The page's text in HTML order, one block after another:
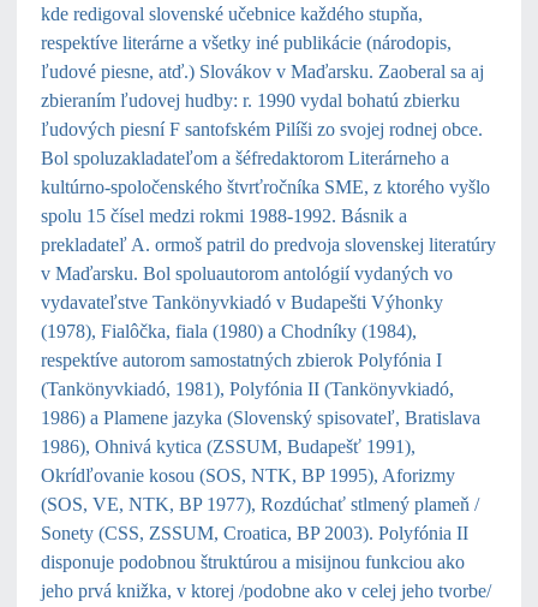
kde redigoval slovenské učebnice každého stupňa,
respektíve literárne a všetky iné publikácie (národopis,
ľudové piesne, atď.) Slovákov v Maďarsku. Zaoberal sa aj
zbieraním ľudovej hudby: r. 1990 vydal bohatú zbierku
ľudových piesní F santofském Pilíši zo svojej rodnej obce.
Bol spoluzakladateľom a šéfredaktorom Literárneho a
kultúrno-spoločenského štvrťročníka SME, z ktorého vyšlo
spolu 15 čísel medzi rokmi 1988-1992. Básnik a
prekladateľ A. ormoš patril do predvoja slovenskej literatúry
v Maďarsku. Bol spoluautorom antológií vydaných vo
vydavateľstve Tankönyvkiadó v Budapešti Výhonky
(1978), Fialôčka, fiala (1980) a Chodníky (1984),
respektíve autorom samostatných zbierok Polyfónia I
(Tankönyvkiadó, 1981), Polyfónia II (Tankönyvkiadó,
1986) a Plamene jazyka (Slovenský spisovateľ, Bratislava
1986), Ohnivá kytica (ZSSUM, Budapešť 1991),
Okrídľovanie kosou (SOS, NTK, BP 1995), Aforizmy
(SOS, VE, NTK, BP 1977), Rozdúchať stlmený plameň /
Sonety (CSS, ZSSUM, Croatica, BP 2003). Polyfónia II
disponuje podobnou štruktúrou a misijnou funkciou ako
jeho prvá knižka, v ktorej /podobne ako v celej jeho tvorbe/